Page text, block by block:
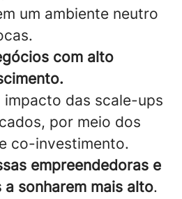
um ambiente neutro
com alto
impacto das scale-ups
por meio dos
co-investimento.
empreendedoras e
sonharem mais alto.